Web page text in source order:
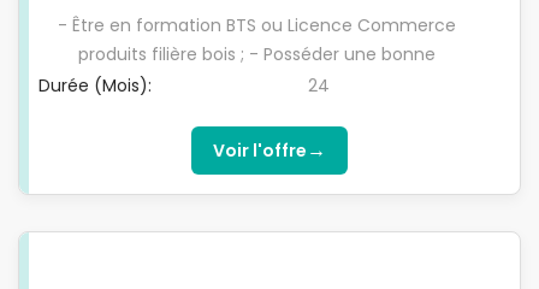
TECHNICO-COMMERCIAL (H/F). Missions : · Découvrir
la situation du marché en menant une veille
permanente autour de nos produits et de nos
confrères ; · Aider à la commercialisation de
sciages brut et raboté résineux ; · Conseiller les
clients et assurer des visites pour promouvoir nos
- Être en formation BTS ou Licence Commerce
produits filière bois ; - Posséder une bonne
capacité d'écoute et d'analyse pour identifier au
autonome, persuasif et faire preuve d'aisance
relationnelle ; - Être titulaire du permis B. Ref:
ol24s6r5ei
Durée (Mois): 24
Voir l'offre →